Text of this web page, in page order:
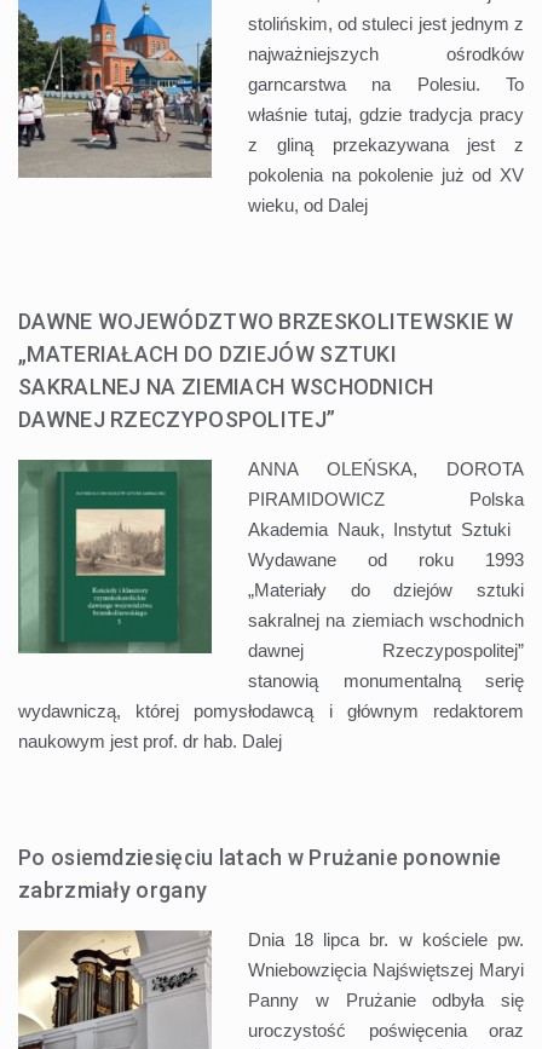
stolińskim, od stuleci jest jednym z
najważniejszych ośrodków
garncarstwa na Polesiu. To
właśnie tutaj, gdzie tradycja pracy
z gliną przekazywana jest z
pokolenia na pokolenie już od XV
wieku, od Dalej
DAWNE WOJEWÓDZTWO BRZESKOLITEWSKIE W
„MATERIAŁACH DO DZIEJÓW SZTUKI
SAKRALNEJ NA ZIEMIACH WSCHODNICH
DAWNEJ RZECZYPOSPOLITEJ”
ANNA OLEŃSKA, DOROTA
PIRAMIDOWICZ Polska
Akademia Nauk, Instytut Sztuki
Wydawane od roku 1993
„Materiały do dziejów sztuki
sakralnej na ziemiach wschodnich
dawnej Rzeczypospolitej”
stanowią monumentalną serię
wydawniczą, której pomysłodawcą i głównym redaktorem
naukowym jest prof. dr hab. Dalej
Po osiemdziesięciu latach w Prużanie ponownie
zabrzmiały organy
Dnia 18 lipca br. w kościele pw.
Wniebowzięcia Najświętszej Maryi
Panny w Prużanie odbyła się
uroczystość poświęcenia oraz